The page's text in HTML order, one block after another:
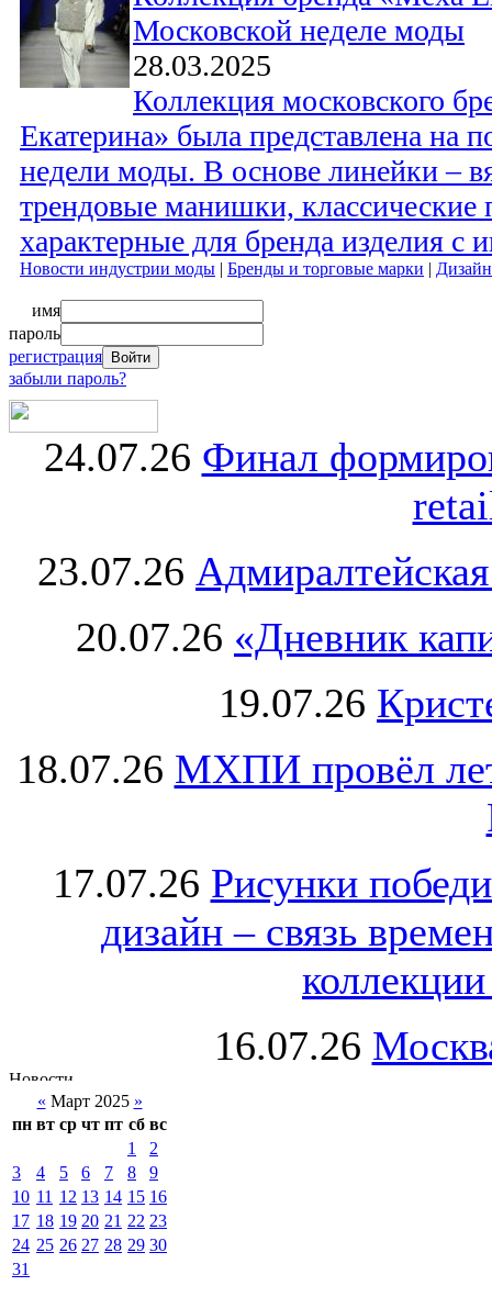
Московской неделе моды
28.03.2025
Коллекция московского
Екатерина» была представлена на
недели моды. В основе линейки –
трендовые манишки, классические
характерные для бренда изделия с
Новости индустрии моды | Бренды и торговые марки |
имя
пароль
регистрация
забыли пароль?
24.07.26 Финал
23.07.26
20.07.26 «Дневник
19.07.26
18.07.26 МХПИ провёл
17.07.26 Рисунки
дизайн – связь
16.07.26
« Март 2025 »
пн вт ср чт пт сб вс
1
2
3
4 5 6 7 8
9
10 11 12 13 14 15 16
17 18 19 20 21 22 23
24 25 26 27 28 29 30
31